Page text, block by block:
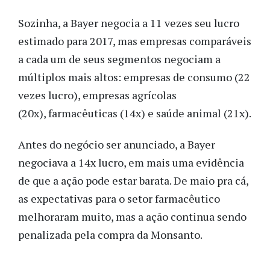
Sozinha, a Bayer negocia a 11 vezes seu lucro
estimado para 2017, mas empresas comparáveis
a cada um de seus segmentos negociam a
múltiplos mais altos: empresas de consumo (22
vezes lucro), empresas agrícolas
(20x), farmacêuticas (14x) e saúde animal (21x).
Antes do negócio ser anunciado, a Bayer
negociava a 14x lucro, em mais uma evidência
de que a ação pode estar barata. De maio pra cá,
as expectativas para o setor farmacêutico
melhoraram muito, mas a ação continua sendo
penalizada pela compra da Monsanto.